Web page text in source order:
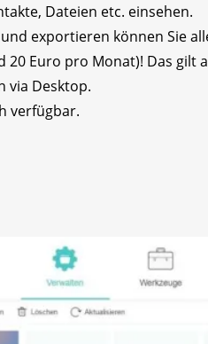
Dateien etc. einsehen.
exportieren können Sie
20 Euro pro Monat)! Das gilt
via Desktop.
verfügbar.